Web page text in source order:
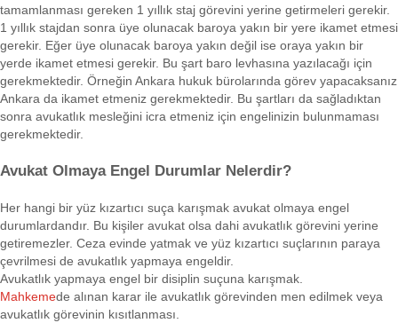
tamamlanması gereken 1 yıllık staj görevini yerine getirmeleri gerekir.
1 yıllık stajdan sonra üye olunacak baroya yakın bir yere ikamet etmesi
gerekir. Eğer üye olunacak baroya yakın değil ise oraya yakın bir
yerde ikamet etmesi gerekir. Bu şart baro levhasına yazılacağı için
gerekmektedir. Örneğin Ankara hukuk bürolarında görev yapacaksanız
Ankara da ikamet etmeniz gerekmektedir. Bu şartları da sağladıktan
sonra avukatlık mesleğini icra etmeniz için engelinizin bulunmaması
gerekmektedir.
Avukat Olmaya Engel Durumlar Nelerdir?
Her hangi bir yüz kızartıcı suça karışmak avukat olmaya engel
durumlardandır. Bu kişiler avukat olsa dahi avukatlık görevini yerine
getiremezler. Ceza evinde yatmak ve yüz kızartıcı suçlarının paraya
çevrilmesi de avukatlık yapmaya engeldir.
Avukatlık yapmaya engel bir disiplin suçuna karışmak.
Mahkemede alınan karar ile avukatlık görevinden men edilmek veya
avukatlık görevinin kısıtlanması.